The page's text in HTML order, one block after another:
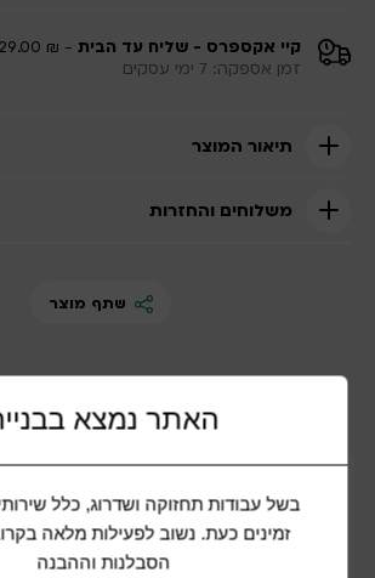
קיי אקספרס - שליח עד הבית - ₪ 29.00
זמן אספקה: 7 ימי עסקים
תיאור המוצר
משלוחים והחזרות
שתף מוצר
מוצרים נוספים שיכולים
האתר נמצא
בשל עבודות תחזוקה ושדרוג, כלל
זמינים כעת. נשוב לפעילות מלאה
הסבלנות וההבנה